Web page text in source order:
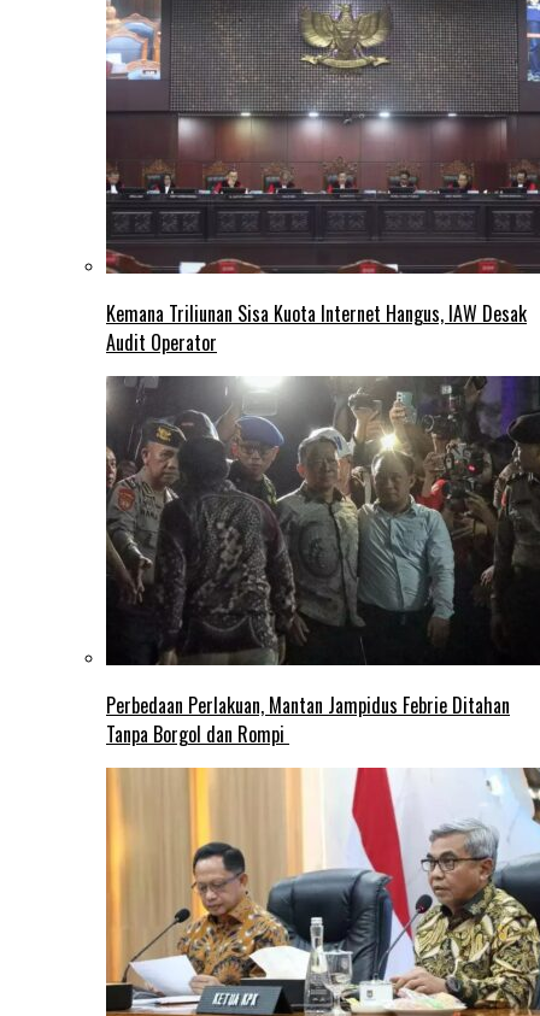
Kemana Triliunan Sisa Kuota Internet Hangus, IAW Desak
Audit Operator
Perbedaan Perlakuan, Mantan Jampidus Febrie Ditahan
Tanpa Borgol dan Rompi